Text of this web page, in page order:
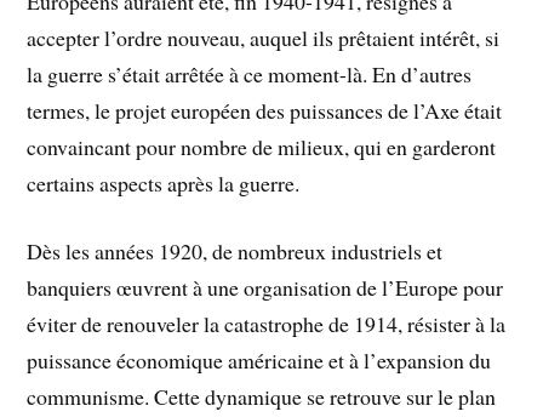
accepter l’ordre nouveau, auquel ils prêtaient intérêt, si
la guerre s’était arrêtée à ce moment-là. En d’autres
termes, le projet européen des puissances de l’Axe était
convaincant pour nombre de milieux, qui en garderont
certains aspects après la guerre.
Dès les années 1920, de nombreux industriels et
banquiers œuvrent à une organisation de l’Europe pour
éviter de renouveler la catastrophe de 1914, résister à la
puissance économique américaine et à l’expansion du
communisme. Cette dynamique se retrouve sur le plan